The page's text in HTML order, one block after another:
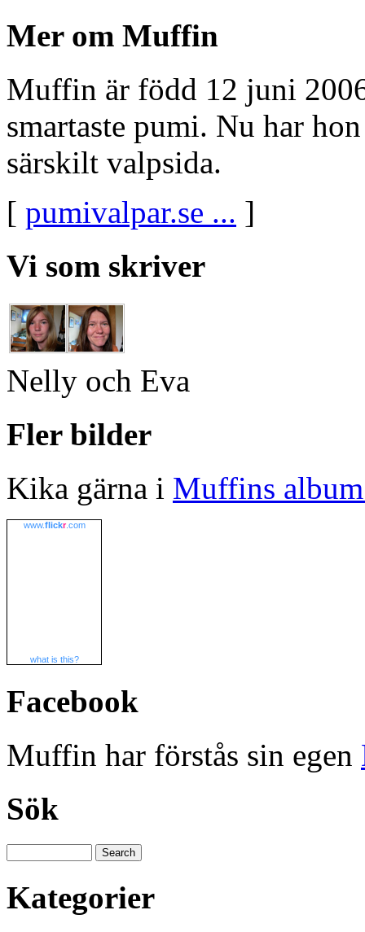
Mer om Muffin
Muffin är född 12 juni
smartaste pumi. Nu har
särskilt valpsida.
[ pumivalpar.se ... ]
Vi som skriver
Nelly och Eva
Fler bilder
Kika gärna i Muffins
www.flickr.com
what is this?
Facebook
Muffin har förstås sin egen
Sök
Kategorier